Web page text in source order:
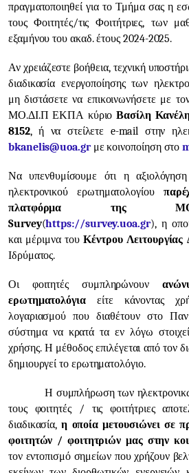
πραγματοποιηθεί για το Τμήμα σας η
τους Φοιτητές/τις Φοιτήτριες, των
εξαμήνου του ακαδ. έτους 2024-2025.
Αν χρειάζεστε βοήθεια, τεχνική
διαδικασία ενεργοποίησης των
μη διστάσετε να επικοινωνήσετε με
ΜΟ.ΔΙ.Π ΕΚΠΑ κύριοΒασίλη
8152, ή να στείλετε e-mail στην
bkanelis@uoa.grμε κοινοποίηση στο
Να υπενθυμίσουμε ότι η
ηλεκτρονικού ερωτηματολογίου
πλατφόρμα της
Survey(https://survey.uoa.gr), η
και μέριμνα τουΚέντρου
Ιδρύματος.
Οι φοιτητές συμπληρώνουν
ερωτηματολόγιαείτε κάνοντας
λογαριασμού που διαθέτουν στο
σύστημα να κρατά τα εν λόγω
χρήσης. Η μέθοδος επιλέγεται από τον
δημιουργεί το ερωτηματολόγιο.
Η συμπλήρωση των ηλεκτρονικών
τους φοιτητές / τις φοιτήτριες
διαδικασία,η οποία μετουσιώνει σε
φοιτητών / φοιτητριών μας στην
τον εντοπισμό σημείων που χρήζουν